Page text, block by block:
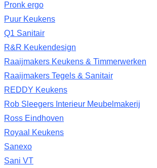
Pronk ergo
Puur Keukens
Q1 Sanitair
R&R Keukendesign
Raaijmakers Keukens & Timmerwerken
Raaijmakers Tegels & Sanitair
REDDY Keukens
Rob Sleegers Interieur Meubelmakerij
Ross Eindhoven
Royaal Keukens
Sanexo
Sani VT